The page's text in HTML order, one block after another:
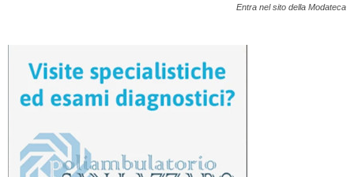
Entra nel sito della Modateca